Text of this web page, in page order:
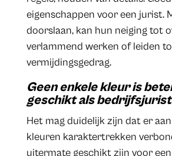
eigenschappen voor een jurist.
doorslaan, kan hun neiging tot
verlammend werken of leiden
vermijdingsgedrag.
Geen enkele kleur is
geschikt als bedrijfsjurist
Het mag duidelijk zijn dat er
kleuren karaktertrekken
uitermate geschikt zijn voor